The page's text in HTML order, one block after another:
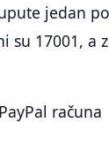
jedan
su 17001, a
računa